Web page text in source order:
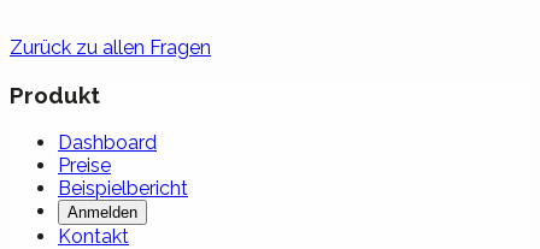
Zurück zu allen Fragen
Produkt
Dashboard
Preise
Beispielbericht
Anmelden
Kontakt